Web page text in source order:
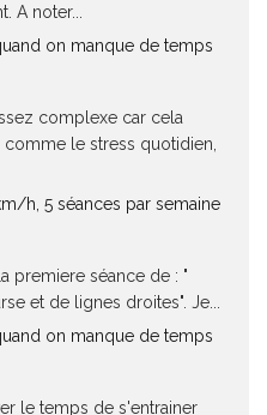
A noter...
on manque de temps
complexe car cela
le stress quotidien,
h, 5 séances par semaine
premiere séance de : "
et de lignes droites". Je...
on manque de temps
le temps de s'entrainer